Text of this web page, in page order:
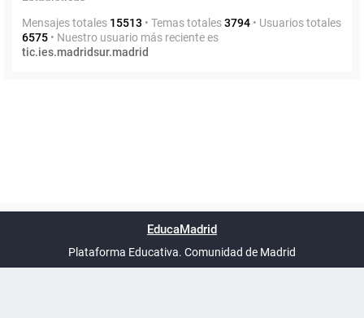
Mensajes totales 15513 • Temas totales3794 • Usuarios totales
6575 • Nuestro usuario más reciente es
tic.ies.madridsur.madrid
UTC+02:00
phpBB España
EducaMadrid
Plataforma Educativa. Comunidad de Madrid